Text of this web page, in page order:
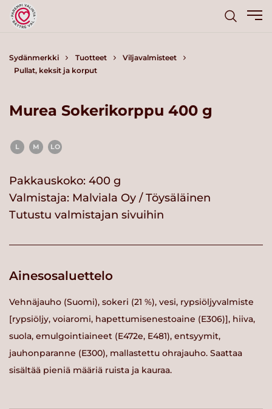
Sydänmerkki Tuotteet
Viljavalmisteet
Pullat, keksit ja korput
Murea Sokerikorppu 400 g
L M LO
Pakkauskoko: 400 g
Valmistaja: Malviala Oy / Töysäläinen
Tutustu valmistajan sivuihin
Ainesosaluettelo
Vehnäjauho (Suomi), sokeri (21 %), vesi, rypsiöljyvalmiste
[rypsiöljy, voiaromi, hapettumisenestoaine (E306)], hiiva,
suola, emulgointiaineet (E472e, E481), entsyymit,
jauhonparanne (E300), mallastettu ohrajauho. Saattaa
sisältää pieniä määriä ruista ja kauraa.